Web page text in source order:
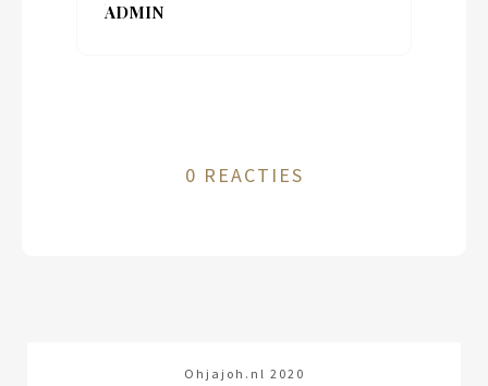
ADMIN
0 REACTIES
Ohjajoh.nl 2020